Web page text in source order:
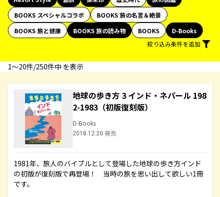
BOOKS スペシャルコラボ
BOOKS 旅の名言＆絶景
BOOKS 旅と健康
BOOKS 旅の読み物 BOOKS
D-Books
絞り込み条件を追加
1〜20件/250件中 を表示
地球の歩き方 3 インド・ネパール 198
2-1983（初版復刻版）
D-Books
2018.12.20 発売
1981年、旅人のバイブルとして登場した地球の歩き方インド
の初版が復刻版で再登場！ 当時の旅を思い出して欲しい1冊
です。